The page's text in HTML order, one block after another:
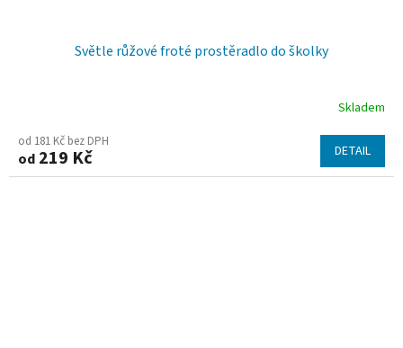
Světle růžové froté prostěradlo do školky
Skladem
od 181 Kč bez DPH
od 219 Kč DETAIL